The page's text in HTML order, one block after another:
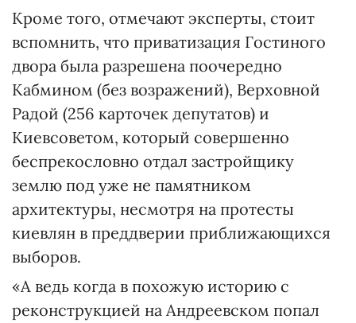
Кроме того, отмечают эксперты, стоит
вспомнить, что приватизация Гостиного
двора была разрешена поочередно
Кабмином (без возражений), Верховной
Радой (256 карточек депутатов) и
Киевсоветом, который совершенно
беспрекословно отдал застройщику
землю под уже не памятником
архитектуры, несмотря на протесты
киевлян в преддверии приближающихся
выборов.
«А ведь когда в похожую историю с
реконструкцией на Андреевском попал